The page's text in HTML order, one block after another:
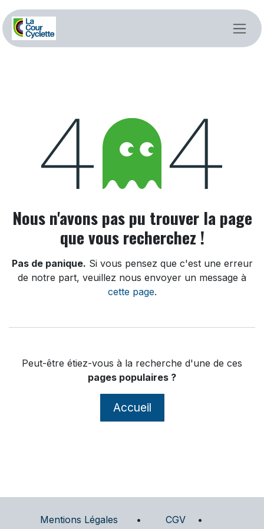
Se rendre au contenu
Erreur 404
Nous n'avons pas pu trouver la page
que vous recherchez !
Pas de panique. Si vous pensez que c'est une erreur
de notre part, veuillez nous envoyer un message à
cette page.
Peut-être étiez-vous à la recherche d'une de ces
pages populaires ?
Accueil
Mentions Légales • CGV •